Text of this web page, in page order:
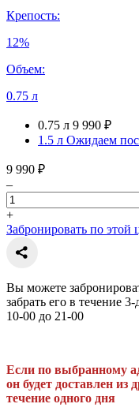
Крепость:
12%
Объем:
0.75 л
0.75 л 9 990 ₽
1.5 л Ожидаем
9 990 ₽
–
+
Забронировать по этой
Вы можете
забрать его в течение
10-00 до 21-00
Если по выбранному
он будет доставлен из
течение одного дня